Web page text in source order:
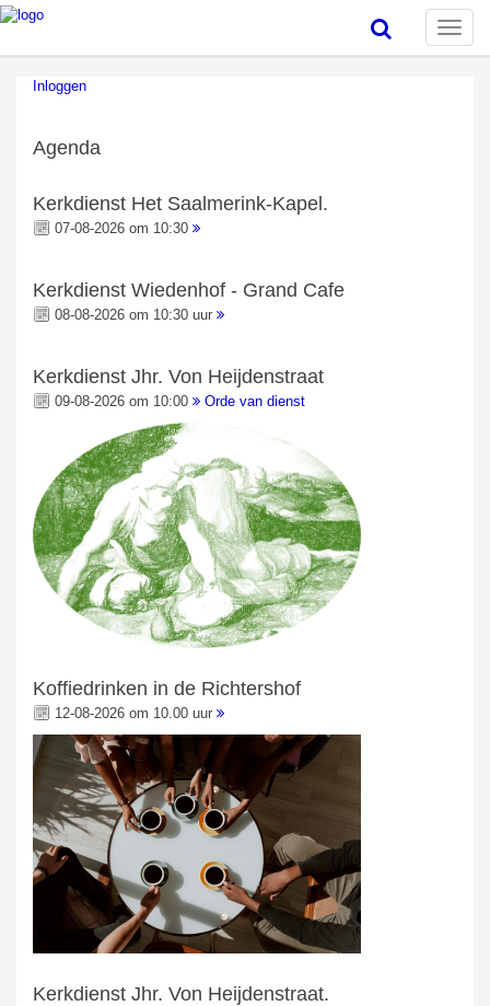
Toggle
Inloggen
Agenda
Kerkdienst Het Saalmerink-Kapel.
07-08-2026 om 10:30
Kerkdienst Wiedenhof - Grand Cafe
08-08-2026 om 10:30 uur
Kerkdienst Jhr. Von Heijdenstraat
09-08-2026 om 10:00 Orde van dienst
Koffiedrinken in de Richtershof
12-08-2026 om 10.00 uur
Kerkdienst Jhr. Von Heijdenstraat.